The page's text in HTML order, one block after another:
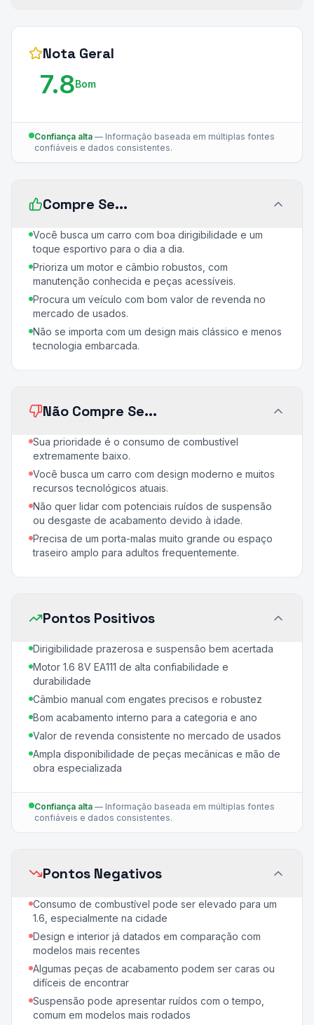
Nota Geral
7.8Bom
Confiança alta — Informação baseada em múltiplas fontes
confiáveis e dados consistentes.
Compre Se...
Você busca um carro com boa dirigibilidade e um
toque esportivo para o dia a dia.
Prioriza um motor e câmbio robustos, com
manutenção conhecida e peças acessíveis.
Procura um veículo com bom valor de revenda no
mercado de usados.
Não se importa com um design mais clássico e menos
tecnologia embarcada.
Não Compre Se...
Sua prioridade é o consumo de combustível
extremamente baixo.
Você busca um carro com design moderno e muitos
recursos tecnológicos atuais.
Não quer lidar com potenciais ruídos de suspensão
ou desgaste de acabamento devido à idade.
Precisa de um porta-malas muito grande ou espaço
traseiro amplo para adultos frequentemente.
Pontos Positivos
Dirigibilidade prazerosa e suspensão bem acertada
Motor 1.6 8V EA111 de alta confiabilidade e
durabilidade
Câmbio manual com engates precisos e robustez
Bom acabamento interno para a categoria e ano
Valor de revenda consistente no mercado de usados
Ampla disponibilidade de peças mecânicas e mão de
obra especializada
Confiança alta — Informação baseada em múltiplas fontes
confiáveis e dados consistentes.
Pontos Negativos
Consumo de combustível pode ser elevado para um
1.6, especialmente na cidade
Design e interior já datados em comparação com
modelos mais recentes
Algumas peças de acabamento podem ser caras ou
difíceis de encontrar
Suspensão pode apresentar ruídos com o tempo,
comum em modelos mais rodados